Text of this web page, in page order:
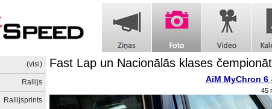
(visi)
Rallijs
Rallijsprints
Fast Lap un Nacionālās klases
AiM MyChron 6
45